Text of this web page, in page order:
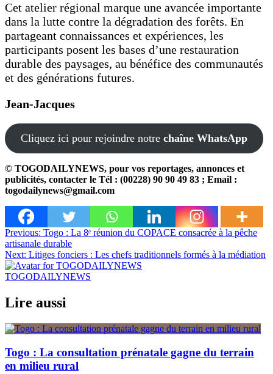
Cet atelier régional marque une avancée importante
dans la lutte contre la dégradation des forêts. En
partageant connaissances et expériences, les
participants posent les bases d’une restauration
durable des paysages, au bénéfice des communautés
et des générations futures.
Jean-Jacques
Cliquez ici pour rejoindre notre chaîne WhatsApp
© TOGODAILYNEWS, pour vos reportages, annonces et
publicités, contacter le Tél : (00228) 90 90 49 83 ; Email :
togodailynews@gmail.com
Navigation
de
l’article
Previous: Togo : La 8ᵉ réunion du COPACE consacrée à la pêche
artisanale durable
Next: Litiges fonciers : Les chefs traditionnels formés à la médiation
TOGODAILYNEWS
Lire aussi
Togo : La consultation prénatale gagne du terrain
en milieu rural